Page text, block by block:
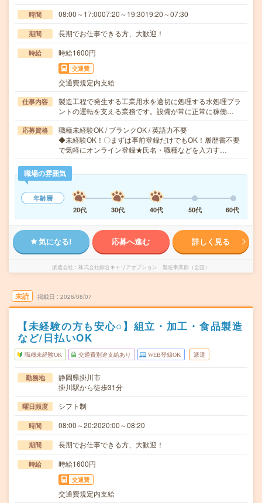
時間 08:00～17:0007:20～19:3019:20～07:30
期間 長期でお仕事できる方、大歓迎！
時給 時給1600円
交通費
交通費規定内支給
仕事内容
製造工程で発生する工業用水を適切に処理する水処理プラ
ントの運転を支える業務です。設備が常に正常に稼働…
応募資格
職種未経験OK / ブランクOK / 英語力不要
◆未経験OK！〇まずは事前登録だけでもOK！履歴書不要
で気軽にオンライン登録★氏名・職種などを入力す…
職場の雰囲気
年齢層
20代
30代 40代 50代 60代
気になる! 応募へ進む 詳しく見る
派遣会社 株式会社綜合キャリアオプション 製造事業部（全国）
未読 掲載日 2026/08/07
【未経験の方も安心○】組立・加工・食品製造
など/日払いOK
職種未経験OK 交通費別途支給あり WEB登録OK 派遣
勤務地
静岡県掛川市
掛川駅から徒歩31分
曜日頻度 シフト制
時間 08:00～20:2020:00～08:20
期間 長期でお仕事できる方、大歓迎！
時給 時給1600円
交通費
交通費規定内支給